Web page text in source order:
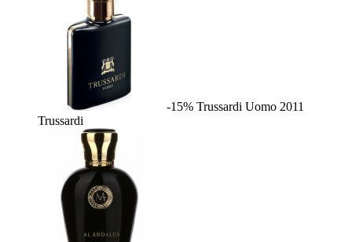
-15% Trussardi Uomo 2011
Trussardi